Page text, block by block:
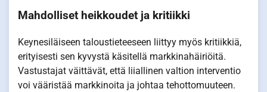
Mahdolliset heikkoudet ja kritiikki
Keynesiläiseen taloustieteeseen liittyy myös kritiikkiä,
erityisesti sen kyvystä käsitellä markkinahäiriöitä.
Vastustajat väittävät, että liiallinen valtion interventio
voi vääristää markkinoita ja johtaa tehottomuuteen.